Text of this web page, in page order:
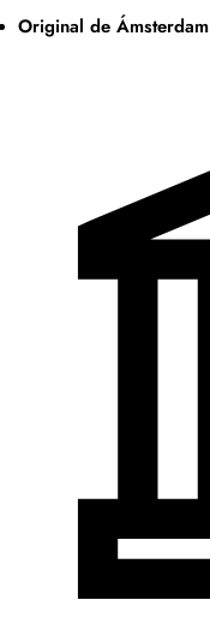
Original de Ámsterdam